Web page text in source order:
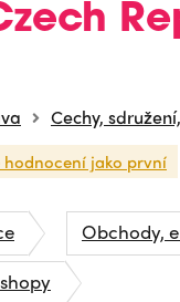
Cechy,
hodnocení jako první
Obchody,